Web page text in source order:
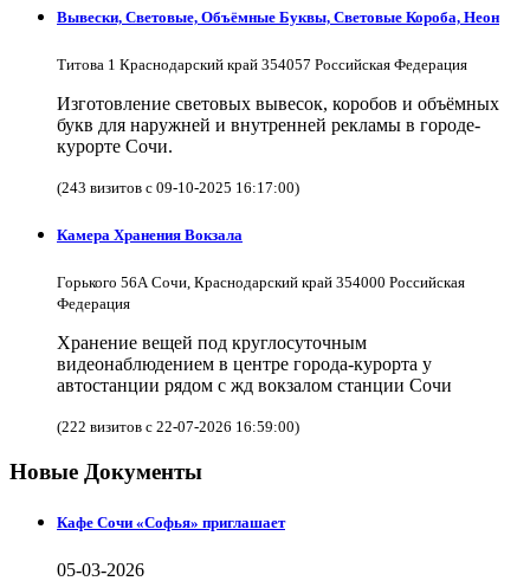
Вывески, Световые, Объёмные Буквы, Световые Короба, Неон
Титова 1 Краснодарский край 354057 Российская Федерация
Изготовление световых вывесок, коробов и объёмных
букв для наружней и внутренней рекламы в городе-
курорте Сочи.
(243 визитов с 09-10-2025 16:17:00)
Камера Хранения Вокзала
Горького 56А Сочи, Краснодарский край 354000 Российская
Федерация
Хранение вещей под круглосуточным
видеонаблюдением в центре города-курорта у
автостанции рядом с жд вокзалом станции Сочи
(222 визитов с 22-07-2026 16:59:00)
Новые Документы
Кафе Сочи «Софья» приглашает
05-03-2026